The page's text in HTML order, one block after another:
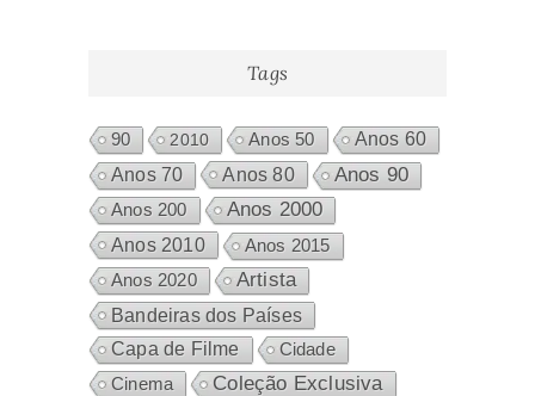
Tags
90 2010 Anos 50
Anos 60
Anos 70
Anos 80 Anos 90
Anos 200 Anos 2000
Anos 2010 Anos 2015
Anos 2020 Artista
Bandeiras dos Países
Capa de Filme
Cidade
Cinema
Coleção Exclusiva